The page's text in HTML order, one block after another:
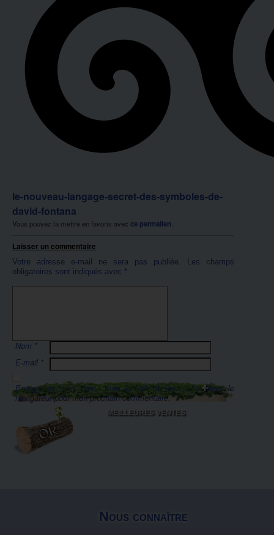
le-nouveau-langage-secret-des-symboles-de-
david-fontana
Vous pouvez la mettre en favoris avec ce permalien
Laisser un commentaire
Votre adresse e-mail ne sera pas publiée.
Les champs
obligatoires sont indiqués avec *
Nom *
E-mail *
Enregistrer mon nom, mon e-mail et mon site dans le
navigateur pour mon prochain commentaire.
MEILLEURES VENTES
Nous connaître